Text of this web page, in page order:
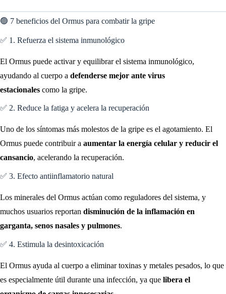
🟢 7 beneficios del Ormus para combatir la gripe
✅ 1. Refuerza el sistema inmunológico
El Ormus puede activar y equilibrar el sistema inmunológico,
ayudando al cuerpo a defenderse mejor ante virus
estacionales como la gripe.
✅ 2. Reduce la fatiga y acelera la recuperación
Uno de los síntomas más molestos de la gripe es el agotamiento. El
Ormus puede contribuir a aumentar la energía celular y reducir el
cansancio, acelerando la recuperación.
✅ 3. Efecto antiinflamatorio natural
Los minerales del Ormus actúan como reguladores del sistema, y
muchos usuarios reportan disminución de la inflamación en
garganta, senos nasales y pulmones.
✅ 4. Estimula la desintoxicación
El Ormus ayuda al cuerpo a eliminar toxinas y metales pesados, lo que
es especialmente útil durante una infección, ya que libera el